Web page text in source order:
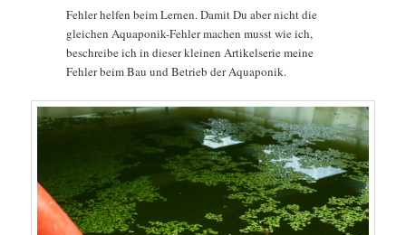
Fehler helfen beim Lernen. Damit Du aber nicht die
gleichen Aquaponik-Fehler machen musst wie ich,
beschreibe ich in dieser kleinen Artikelserie meine
Fehler beim Bau und Betrieb der Aquaponik.